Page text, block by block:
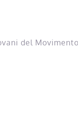
del